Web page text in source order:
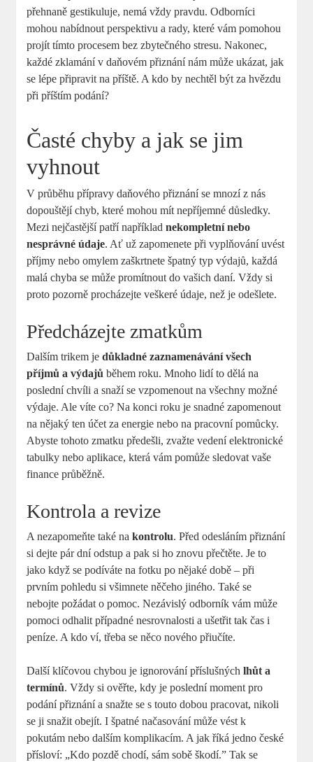
přehnaně gestikuluje, nemá vždy pravdu. Odborníci
mohou nabídnout perspektivu a rady, které vám pomohou
projít tímto procesem bez zbytečného stresu. Nakonec,
každé zklamání v daňovém přiznání nám může ukázat, jak
se lépe připravit na příště. A kdo by nechtěl být za hvězdu
při příštím podání?
Časté chyby a jak se jim
vyhnout
V průběhu přípravy daňového přiznání se mnozí z nás
dopouštějí chyb, které mohou mít nepříjemné důsledky.
Mezi nejčastější patří napříkladnekompletní nebo
nesprávné údaje. Ať už zapomenete při vyplňování uvést
příjmy nebo omylem zaškrtnete špatný typ výdajů, každá
malá chyba se může promítnout do vašich daní. Vždy si
proto pozorně procházejte veškeré údaje, než je odešlete.
Předcházejte zmatkům
Dalším trikem jedůkladné zaznamenávání všech
příjmů a výdajů během roku. Mnoho lidí to dělá na
poslední chvíli a snaží se vzpomenout na všechny možné
výdaje. Ale víte co? Na konci roku je snadné zapomenout
na nějaký ten účet za energie nebo na pracovní pomůcky.
Abyste tohoto zmatku předešli, zvažte vedení elektronické
tabulky nebo aplikace, která vám pomůže sledovat vaše
finance průběžně.
Kontrola a revize
A nezapomeňte také nakontrolu. Před odesláním přiznání
si dejte pár dní odstup a pak si ho znovu přečtěte. Je to
jako když se podíváte na fotku po nějaké době – při
prvním pohledu si všimnete něčeho jiného. Také se
nebojte požádat o pomoc. Nezávislý odborník vám může
pomoci odhalit případné nesrovnalosti a ušetřit tak čas i
peníze. A kdo ví, třeba se něco nového přiučíte.
Další klíčovou chybou je ignorování příslušnýchlhůt a
termínů. Vždy si ověřte, kdy je poslední moment pro
podání přiznání a snažte se s touto dobou pracovat, nikoli
se ji snažit obejít. I špatné načasování může vést k
pokutám nebo dalším komplikacím. A jak říká jedno české
přísloví: „Kdo pozdě chodí, sám sobě škodí.” Tak se